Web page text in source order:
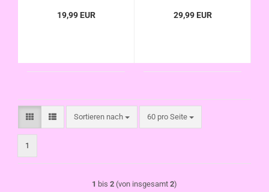
kompatibel zu TN-
19,99 EUR
kompatibel zu DR-
29,99 EUR
Sortieren nach
Sortieren nach 60 pro Seite
pro Seite
1
1 bis 2 (von insgesamt 2)